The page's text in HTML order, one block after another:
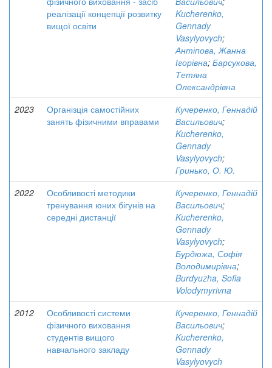
реалізації концепції розвитку
вищої освіти
Kucherenko,
Gennady
Vasylyovych;
Антіпова, Жанна
Ігорівна; Барсукова,
Тетяна
Олександрівна
2023
Організція самостійних
занять фізичними вправами
Кучеренко, Геннадій
Васильович;
Kucherenko,
Gennady
Vasylyovych;
Гринько, О. Ю.
2022
Особливості методики
тренування юних бігунів на
середні дистанції
Кучеренко, Геннадій
Васильович;
Kucherenko,
Gennady
Vasylyovych;
Бурдюжа, Софія
Володимирівна;
Burdyuzha, Sofia
Volodymyrivna
2012
Особливості системи
фізичного виховання
студентів вищого
навчального закладу
Кучеренко, Геннадій
Васильович;
Kucherenko,
Gennady
Vasylyovych